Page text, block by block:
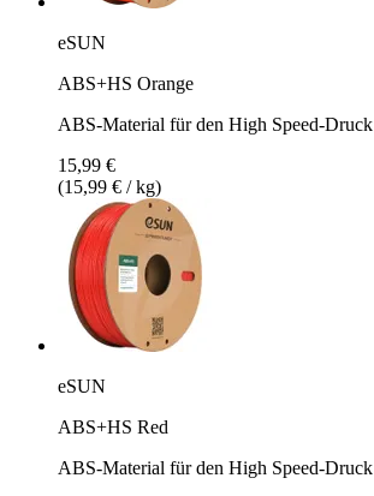
eSUN
ABS+HS Orange
ABS-Material für den High Speed-Druck
15,99 €
(15,99 € / kg)
eSUN
ABS+HS Red
ABS-Material für den High Speed-Druck